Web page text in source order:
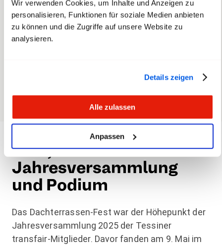
Wir verwenden Cookies, um Inhalte und Anzeigen zu
personalisieren, Funktionen für soziale Medien anbieten
zu können und die Zugriffe auf unsere Website zu
analysieren.
Details zeigen
Alle zulassen
Anpassen
bin ich seit heute
Mitglied.“
Fest,
Jahresversammlung
und Podium
Das Dachterrassen-Fest war der Höhepunkt der
Jahresversammlung 2025 der Tessiner
transfair-Mitglieder. Davor fanden am 9. Mai im